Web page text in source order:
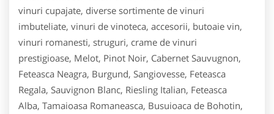
vinuri cupajate, diverse sortimente de vinuri
imbuteliate, vinuri de vinoteca, accesorii, butoaie vin,
vinuri romanesti, struguri, crame de vinuri
prestigioase, Melot, Pinot Noir, Cabernet Sauvugnon,
Feteasca Neagra, Burgund, Sangiovesse, Feteasca
Regala, Sauvignon Blanc, Riesling Italian, Feteasca
Alba, Tamaioasa Romaneasca, Busuioaca de Bohotin,